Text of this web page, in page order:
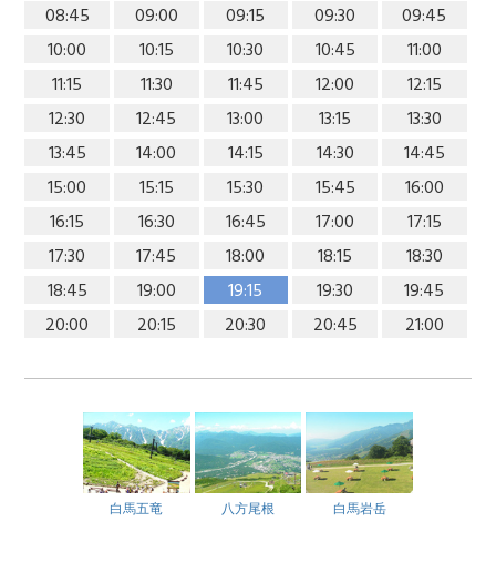
08:45
09:00 09:15 09:30
09:45
10:00
10:15 10:30 10:45
11:00
11:15
11:30 11:45 12:00
12:15
12:30
12:45 13:00 13:15
13:30
13:45
14:00 14:15 14:30
14:45
15:00
15:15 15:30 15:45
16:00
16:15
16:30 16:45 17:00
17:15
17:30
17:45 18:00 18:15
18:30
18:45
19:00 19:15 19:30
19:45
20:00
20:15 20:30 20:45 21:00
白馬五竜 八方尾根 白馬岩岳